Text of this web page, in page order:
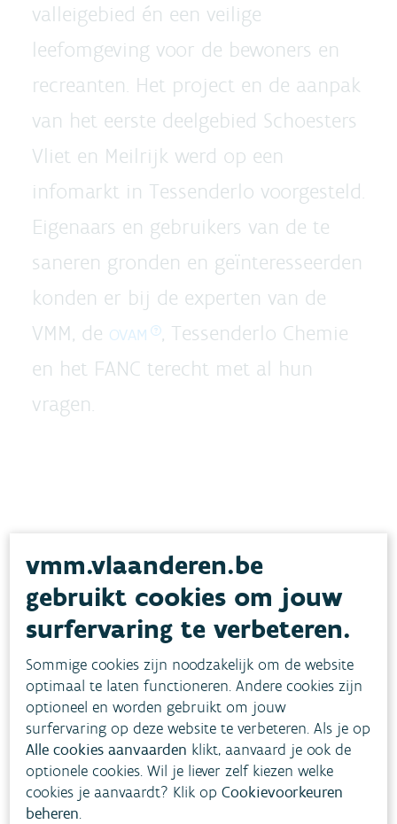
valleigebied én een veilige
leefomgeving voor de bewoners en
recreanten. Het project en de aanpak
van het eerste deelgebied Schoesters
Vliet en Meilrijk werd op een
infomarkt in Tessenderlo voorgesteld.
Eigenaars en gebruikers van de te
saneren gronden en geïnteresseerden
konden er bij de experten van de
VMM, de OVAM
, Tessenderlo Chemie
en het FANC terecht met al hun
vragen.
vmm.vlaanderen.be
gebruikt cookies om jouw
surfervaring te verbeteren.
Sommige cookies zijn noodzakelijk om de website
optimaal te laten functioneren. Andere cookies zijn
optioneel en worden gebruikt om jouw
surfervaring op deze website te verbeteren. Als je op
Alle cookies aanvaarden klikt, aanvaard je ook de
optionele cookies. Wil je liever zelf kiezen welke
cookies je aanvaardt? Klik opCookievoorkeuren
beheren.